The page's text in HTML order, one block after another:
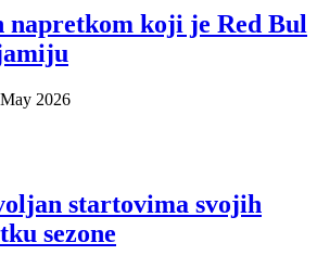
napretkom koji je Red Bul
2026
startovima svojih
sezone